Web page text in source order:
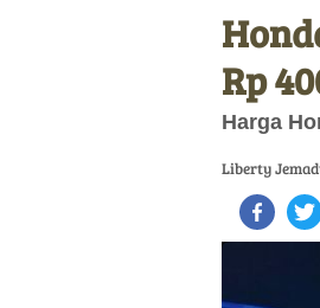
Rp
Harga
Liberty